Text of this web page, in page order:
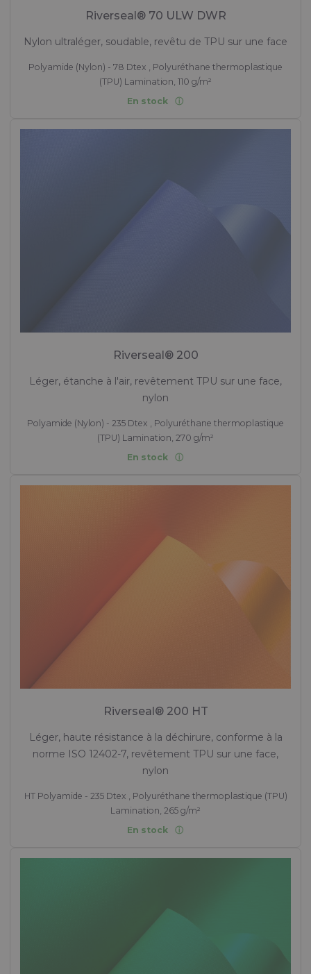
Riverseal® 70 ULW DWR
Nylon ultraléger, soudable, revêtu de TPU sur une face
Polyamide (Nylon) - 78 Dtex , Polyuréthane thermoplastique
(TPU) Lamination, 110 g/m²
En stock
Riverseal® 200
Léger, étanche à l'air, revêtement TPU sur une face,
nylon
Polyamide (Nylon) - 235 Dtex , Polyuréthane thermoplastique
(TPU) Lamination, 270 g/m²
En stock
Riverseal® 200 HT
Léger, haute résistance à la déchirure, conforme à la
norme ISO 12402-7, revêtement TPU sur une face,
nylon
HT Polyamide - 235 Dtex , Polyuréthane thermoplastique (TPU)
Lamination, 265 g/m²
En stock